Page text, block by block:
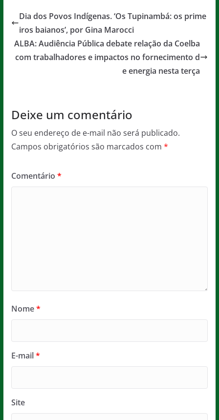
e
b
o
o
er l s
A
p
p
a
g
e
Dia dos Povos Indígenas. ‘Os Tupinambá: os prime
iros baianos’, por Gina Marocci
ALBA: Audiência Pública debate relação da Coelba
com trabalhadores e impactos no fornecimento d
e energia nesta terça
Deixe um comentário
O seu endereço de e-mail não será publicado.
Campos obrigatórios são marcados com *
Comentário *
Nome*
E-mail*
Site